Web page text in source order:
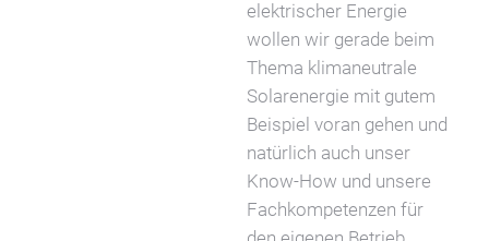
elektrischer Energie
wollen wir gerade beim
Thema klimaneutrale
Solarenergie mit gutem
Beispiel voran gehen und
natürlich auch unser
Know-How und unsere
Fachkompetenzen für